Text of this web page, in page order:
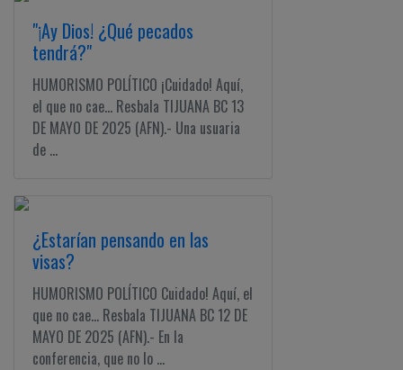
"¡Ay Dios! ¿Qué pecados
tendrá?"
HUMORISMO POLÍTICO ¡Cuidado! Aquí,
el que no cae... Resbala TIJUANA BC 13
DE MAYO DE 2025 (AFN).- Una usuaria
de ...
¿Estarían pensando en las
visas?
HUMORISMO POLÍTICO Cuidado! Aquí, el
que no cae... Resbala TIJUANA BC 12 DE
MAYO DE 2025 (AFN).- En la
conferencia, que no lo ...